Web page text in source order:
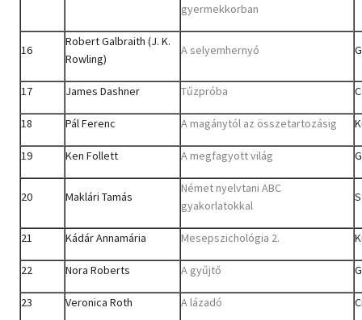
gyermekkorban
16
Robert Galbraith (J. K.
Rowling)
A selyemhernyó
17 James Dashner Tűzpróba
18 Pál Ferenc A magánytól az összetartozásig
19 Ken Follett A megfagyott világ
20 Maklári Tamás
Német nyelvtani ABC
gyakorlatokkal
21 Kádár Annamária Mesepszichológia 2.
22 Nora Roberts A gyűjtő
23 Veronica Roth A lázadó